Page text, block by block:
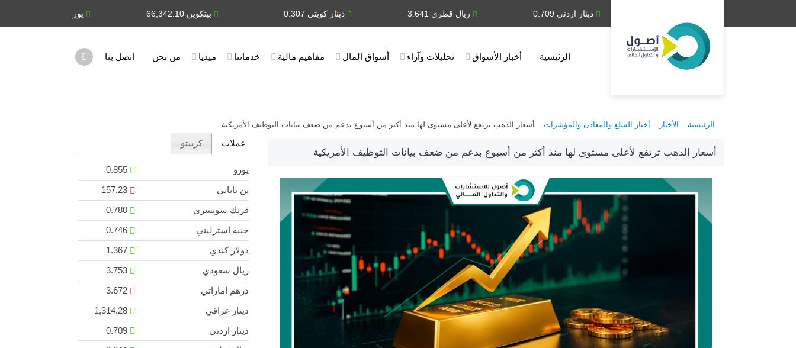
بيتكوين 66,342.10 دينار اردني 0.709 ريال قطري 3.641 دينار كويتي 0.307
الرئيسية أخبار الأسواق تحليلات وآراء أسواق المال مفاهيم مالية خدماتنا ميديا من نحن اتصل بنا
الرئيسية الأخبار أخبار السلع والمعادن والمؤشرات أسعار الذهب ترتفع لأعلى مستوى لها منذ أكثر من أسبوع بدعم من ضعف بيانات التوظيف الأمريكية
أسعار الذهب ترتفع لأعلى مستوى لها منذ أكثر من أسبوع بدعم من ضعف بيانات التوظيف الأمريكية
عملات كريبتو
يورو
ين ياباني
فرنك سويسري
جنيه استرليني
دولار كندي
ريال سعودي
درهم اماراتي
دينار عراقي
دينار اردني